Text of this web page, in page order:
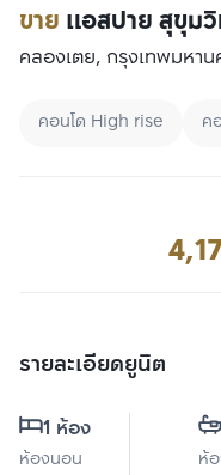
ขาย แอสปาย สุขุม
คลองเตย, กรุงเทพมหาน
คอนโด High rise ค
รายละเอียดยูนิต
1 ห้อง
ห้องนอน ห้